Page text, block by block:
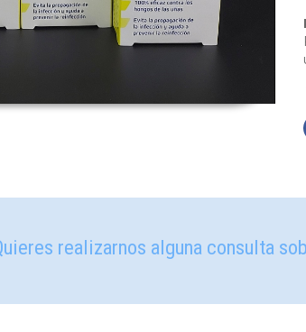
realizarnos alguna consulta